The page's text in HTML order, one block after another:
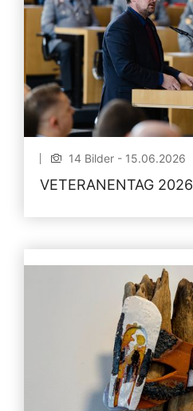
14 Bilder - 15.06.2026
VETERANENTAG 2026